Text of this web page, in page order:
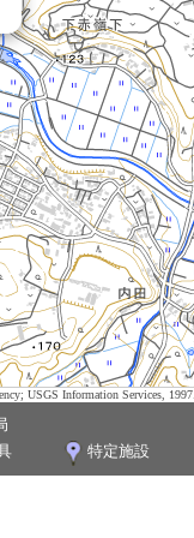
USGS Information Services, 1997.
特定施設